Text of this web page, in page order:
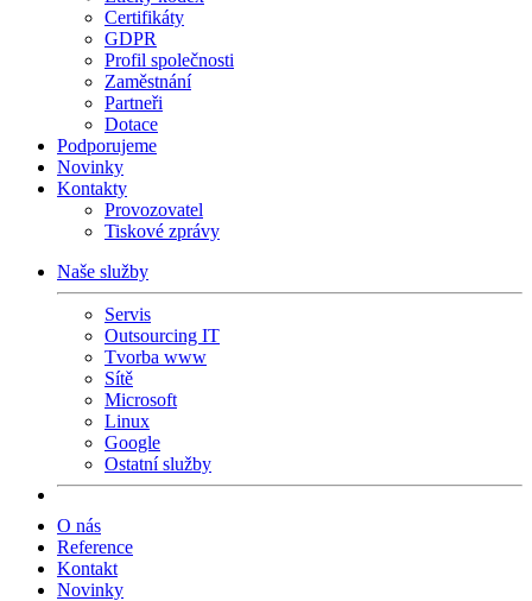
Certifikáty
GDPR
Profil společnosti
Zaměstnání
Partneři
Dotace
Podporujeme
Novinky
Kontakty
Provozovatel
Tiskové zprávy
Naše služby
Servis
Outsourcing IT
Tvorba www
Sítě
Microsoft
Linux
Google
Ostatní služby
O nás
Reference
Kontakt
Novinky